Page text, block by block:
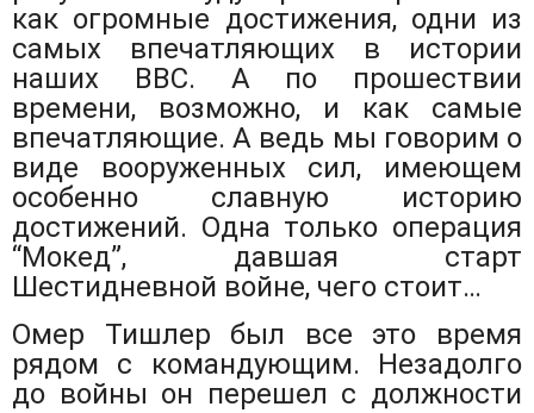
как огромные достижения, одни из
самых впечатляющих в истории
наших ВВС. А по прошествии
времени, возможно, и как самые
впечатляющие. А ведь мы говорим о
виде вооруженных сил, имеющем
особенно славную историю
достижений. Одна только операция
“Мокед”, давшая старт
Шестидневной войне, чего стоит…
Омер Тишлер был все это время
рядом с командующим. Незадолго
до войны он перешел с должности